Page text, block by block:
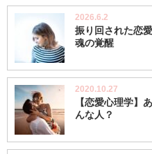
2026.6.2
振り回された恋
魂の覚醒
2020.10.27
【恋愛心理学】
んな人？